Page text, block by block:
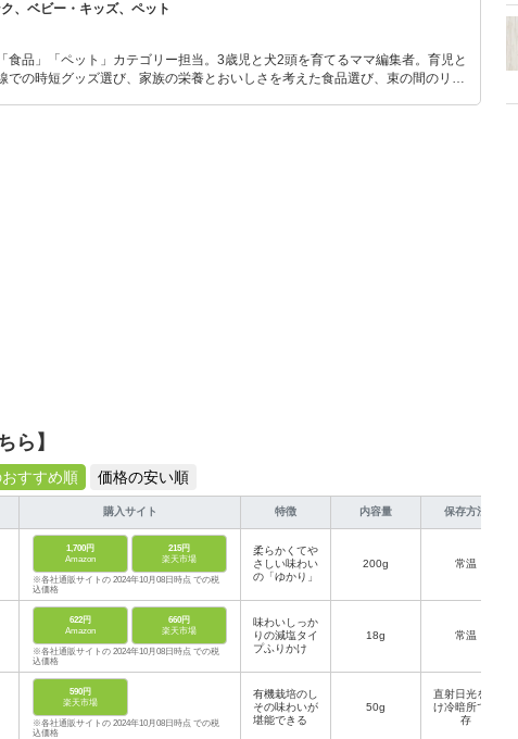
、ベビー・キッズ、ペット
食品」「ペット」カテゴリー担当。3歳児と犬2頭を育てるママ編集者。育児と
での時短グッズ選び、家族の栄養とおいしさを考えた食品選び、束の間のリラ
ら】
すすめ順 価格の安い順
購入サイト 特徴 内容量 保存方法
1,700円
Amazon
215円
楽天市場
※各社通販サイトの 2024年10月08日時点 での税
込価格
柔らかくてや
さしい味わい
の「ゆかり」
200g 常温
622円
Amazon
660円
楽天市場
※各社通販サイトの 2024年10月08日時点 での税
込価格
味わいしっか
りの減塩タイ
プふりかけ
18g 常温
590円
楽天市場
※各社通販サイトの 2024年10月08日時点 での税
込価格
有機栽培のし
その味わいが
堪能できる
50g
直射日光を避
け冷暗所で保
存